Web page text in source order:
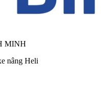
MINH
nâng Heli